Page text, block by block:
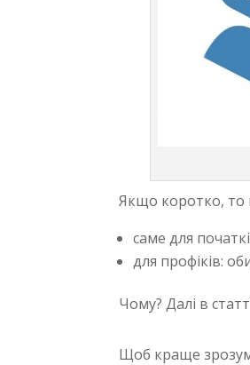
Якщо коротко, то
саме для
для профіків:
Чому? Далі в
Щоб краще